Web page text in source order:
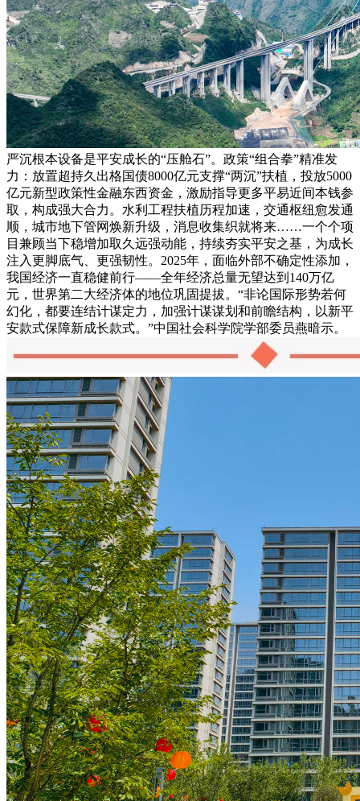
严沉根本设备是平安成长的“压舱石”。政策“组合拳”精准发
力：放置超持久出格国债8000亿元支撑“两沉”扶植，投放5000
亿元新型政策性金融东西资金，激励指导更多平易近间本钱参
取，构成强大合力。水利工程扶植历程加速，交通枢纽愈发通
顺，城市地下管网焕新升级，消息收集织就将来……一个个项
目兼顾当下稳增加取久远强动能，持续夯实平安之基，为成长
注入更脚底气、更强韧性。2025年，面临外部不确定性添加，
我国经济一直稳健前行——全年经济总量无望达到140万亿
元，世界第二大经济体的地位巩固提拔。“非论国际形势若何
幻化，都要连结计谋定力，加强计谋谋划和前瞻结构，以新平
安款式保障新成长款式。”中国社会科学院学部委员燕暗示。